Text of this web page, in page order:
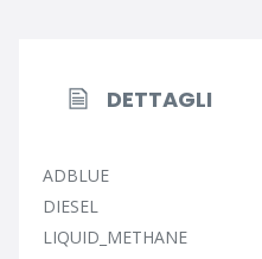
DETTAGLI
ADBLUE
DIESEL
LIQUID_METHANE